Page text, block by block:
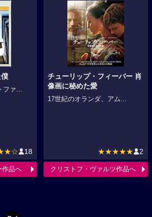
ファ...
18
作品へ
チューリップ・フィーバー 肖
像画に秘めた愛
17世紀のオランダ、アム...
★★★★★ 2
クリストフ・ヴァルツ作品へ